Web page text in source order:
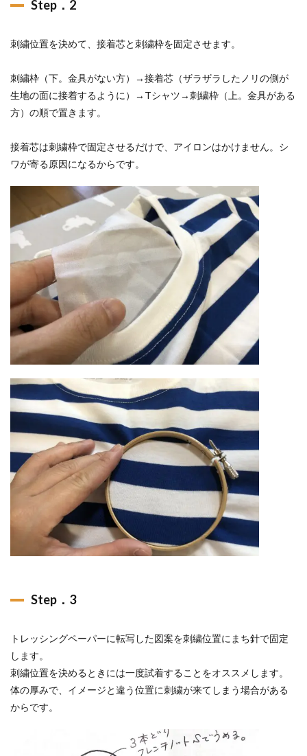
Step．2
刺繍位置を決めて、接着芯と刺繍枠を固定させます。
刺繍枠（下。金具がない方）→接着芯（ザラザラしたノリの側が
生地の面に接着するように）→Tシャツ→刺繍枠（上。金具がある
方）の順で置きます。
接着芯は刺繍枠で固定させるだけで、アイロンはかけません。シ
ワが寄る原因になるからです。
Step．3
トレッシングペーパーに転写した図案を刺繍位置にまち針で固定
します。
刺繍位置を決めるときには一度試着することをオススメします。
体の厚みで、イメージと違う位置に刺繍が来てしまう場合がある
からです。